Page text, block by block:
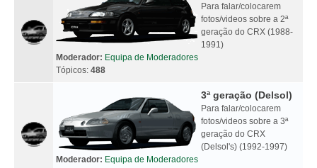
Para falar/colocarem
fotos/videos sobre a 2ª
geração do CRX (1988-
1991)
Moderador: Equipa de Moderadores
Tópicos: 488
3ª geração (Delsol)
Para falar/colocarem
fotos/videos sobre a 3ª
geração do CRX
(Delsol's) (1992-1997)
Moderador: Equipa de Moderadores